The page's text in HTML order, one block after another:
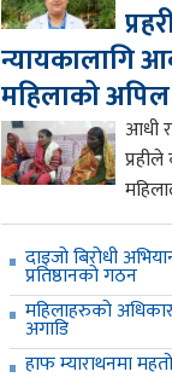
न्यायकालागि
महिलाको अपिल
आधी
दाइजो बिरोधी
प्रतिष्ठानको गठन
महिलाहरुको
अगाडि
हाफ म्याराथनमा